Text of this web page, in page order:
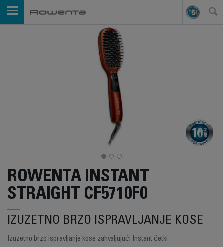
ROWENTA INSTANT
STRAIGHT CF5710F0
IZUZETNO BRZO ISPRAVLJANJE KOSE
Izuzetno brzo ispravljanje kose zahvaljujući Instant četki